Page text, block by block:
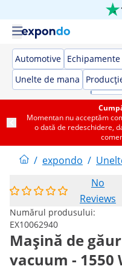
Automotive
Unelte de mana
Momentan nu acceptăm
o dată de redeschidere,
/ expondo /
No
Reviews
Numărul produsului:
EX10062940
Mașină de
vacuum - 1550